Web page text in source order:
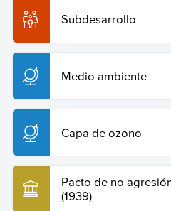
Subdesarrollo
Medio ambiente
Capa de ozono
Pacto de no
(1939)